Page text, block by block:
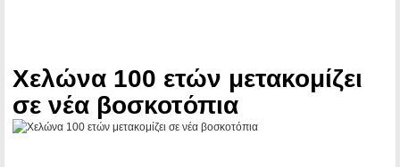
Χελώνα 100 ετών μετακομίζει
σε νέα βοσκοτόπια